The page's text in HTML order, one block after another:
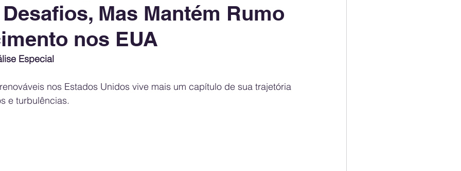
Policy Public Policy Energy Policy Brand Perception Consumer Choice Climate Policy
Corporate Strategy
Mas Mantém Rumo
nos EUA
Especial
nos Estados Unidos vive mais um capítulo de sua trajetória
e turbulências.